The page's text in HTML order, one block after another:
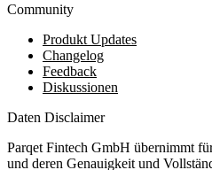
Community
Produkt Updates
Changelog
Feedback
Diskussionen
Daten Disclaimer
Parqet Fintech GmbH übernimmt
und deren Genauigkeit und